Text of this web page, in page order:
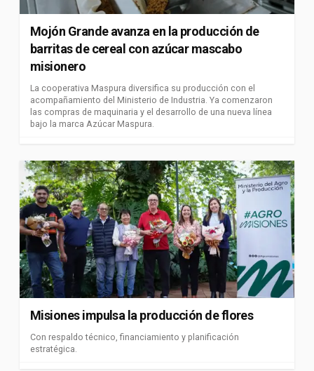
Mojón Grande avanza en la producción de
barritas de cereal con azúcar mascabo
misionero
La cooperativa Maspura diversifica su producción con el
acompañamiento del Ministerio de Industria. Ya comenzaron
las compras de maquinaria y el desarrollo de una nueva línea
bajo la marca Azúcar Maspura.
Misiones impulsa la producción de flores
Con respaldo técnico, financiamiento y planificación
estratégica.